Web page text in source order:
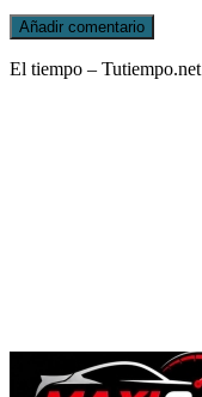
El tiempo – Tutiempo.net